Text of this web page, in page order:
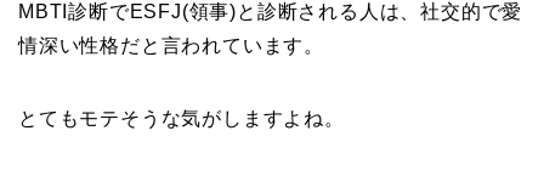
MBTI診断でESFJ(領事)と診断される人は、社交的で愛
情深い性格だと言われています。
とてもモテそうな気がしますよね。